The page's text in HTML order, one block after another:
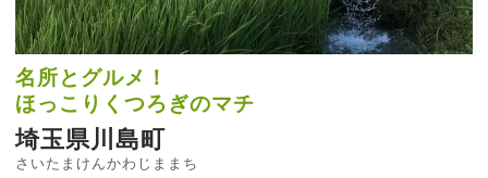
名所とグルメ！
ほっこりくつろぎのマチ
埼玉県川島町
さいたまけんかわじままち